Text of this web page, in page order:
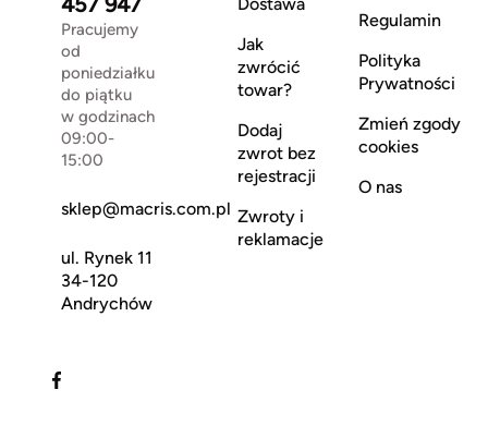
Pracujemy
od
poniedziałku
do piątku
w godzinach
09:00-
15:00
sklep@macris.com.pl
ul. Rynek 11
34-120
Andrychów
Jak
zwrócić
towar?
Dodaj
zwrot bez
rejestracji
Zwroty i
reklamacje
Regulamin
Polityka
Prywatności
Zmień zgody
cookies
O nas